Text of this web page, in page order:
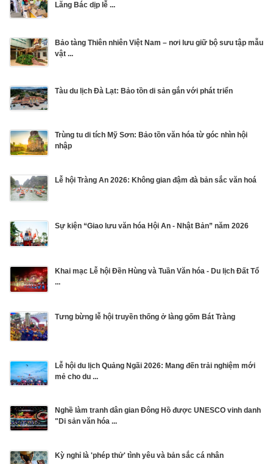
Lăng Bác dịp lễ ...
Bảo tàng Thiên nhiên Việt Nam – nơi lưu giữ bộ sưu tập mẫu
vật ...
Tàu du lịch Đà Lạt: Bảo tồn di sản gắn với phát triển
Trùng tu di tích Mỹ Sơn: Bảo tồn văn hóa từ góc nhìn hội
nhập
Lễ hội Tràng An 2026: Không gian đậm đà bản sắc văn hoá
Sự kiện “Giao lưu văn hóa Hội An - Nhật Bản” năm 2026
Khai mạc Lễ hội Đền Hùng và Tuần Văn hóa - Du lịch Đất Tổ
...
Tưng bừng lễ hội truyền thống ở làng gốm Bát Tràng
Lễ hội du lịch Quảng Ngãi 2026: Mang đến trải nghiệm mới
mẻ cho du ...
Nghề làm tranh dân gian Đông Hồ được UNESCO vinh danh
"Di sản văn hóa ...
Kỳ nghỉ là 'phép thử' tình yêu và bản sắc cá nhân